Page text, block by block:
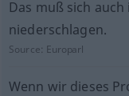
Das muß sich
niederschlagen.
Source: Europarl
Wenn wir dieses